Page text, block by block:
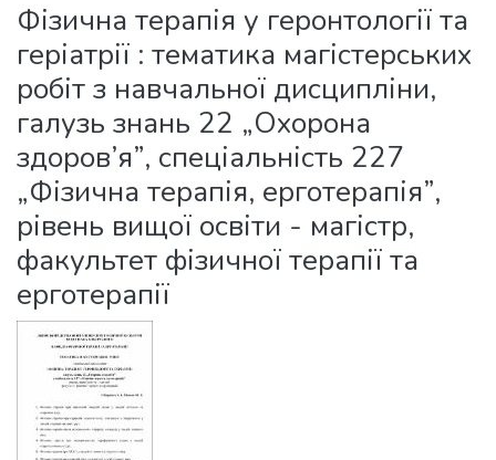
Фізична терапія у геронтології та
геріатрії : тематика магістерських
робіт з навчальної дисципліни,
галузь знань 22 „Охорона
здоров’я”, спеціальність 227
„Фізична терапія, ерготерапія”,
рівень вищої освіти - магістр,
факультет фізичної терапії та
ерготерапії